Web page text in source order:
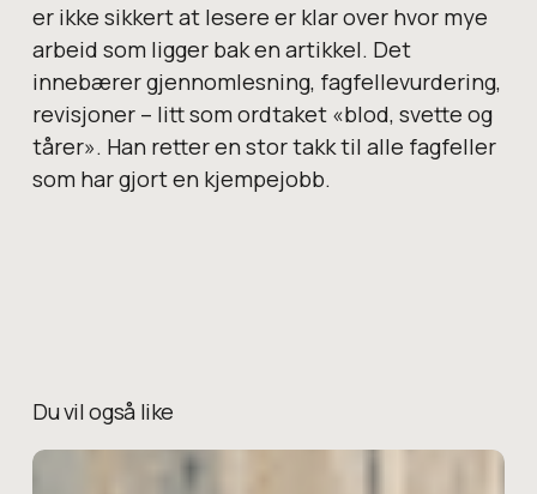
er ikke sikkert at lesere er klar over hvor mye
arbeid som ligger bak en artikkel. Det
innebærer gjennomlesning, fagfellevurdering,
revisjoner – litt som ordtaket «blod, svette og
tårer». Han retter en stor takk til alle fagfeller
som har gjort en kjempejobb.
Du vil også like
Kognitiv